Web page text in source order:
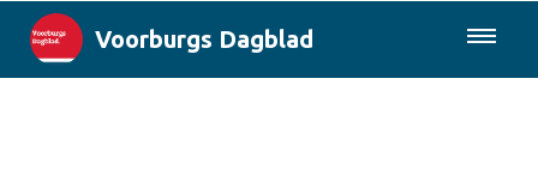
Voorburgs Dagblad